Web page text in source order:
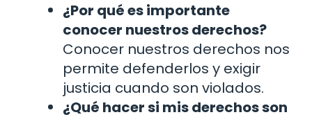
¿Por qué es importante
conocer nuestros derechos?
Conocer nuestros derechos nos
permite defenderlos y exigir
justicia cuando son violados.
¿Qué hacer si mis derechos son